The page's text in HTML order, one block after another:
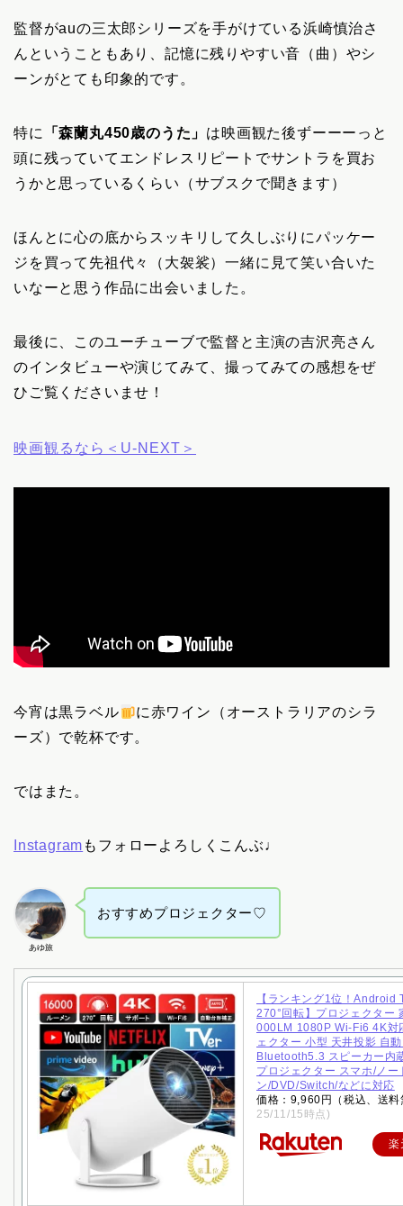
監督がauの三太郎シリーズを手がけている浜崎慎治さ
んということもあり、記憶に残りやすい音（曲）やシ
ーンがとても印象的です。
特に 「森蘭丸450歳のうた」 は映画観た後ずーーーっと
頭に残っていてエンドレスリピートでサントラを買お
うかと思っているくらい（サブスクで聞きます）
ほんとに心の底からスッキリして久しぶりにパッケー
ジを買って先祖代々（大袈裟）一緒に見て笑い合いた
いなーと思う作品に出会いました。
最後に、このユーチューブで監督と主演の吉沢亮さん
のインタビューや演じてみて、撮ってみての感想をぜ
ひご覧くださいませ！
映画観るなら＜U-NEXT＞
今宵は黒ラベル
に赤ワイン（オーストラリアのシラ
ーズ）で乾杯です。
ではまた。
Instagram もフォローよろしくこんぶ♩
あゆ旅
おすすめプロジェクター♡
【ランキング1位！Android
270°回転】プロジェクター
000LM 1080P Wi-Fi6 4K対
ェクター 小型 天井投影 自
Bluetooth5.3 スピーカー内
プロジェクター スマホ/ノー
ン/DVD/Switch/などに対応
価格：9,960円（税込、送料
25/11/15時点)
楽